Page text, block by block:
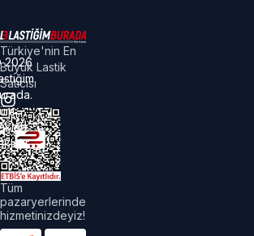
Türkiye'nin En
Büyük Lastik
Satıcısı
Tüm
pazaryerlerinde
hizmetinizdeyiz!
2026